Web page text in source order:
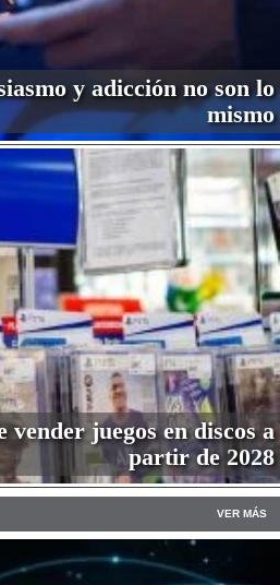
y adicción no son lo
mismo
vender juegos en discos a
partir de 2028
VER MÁS